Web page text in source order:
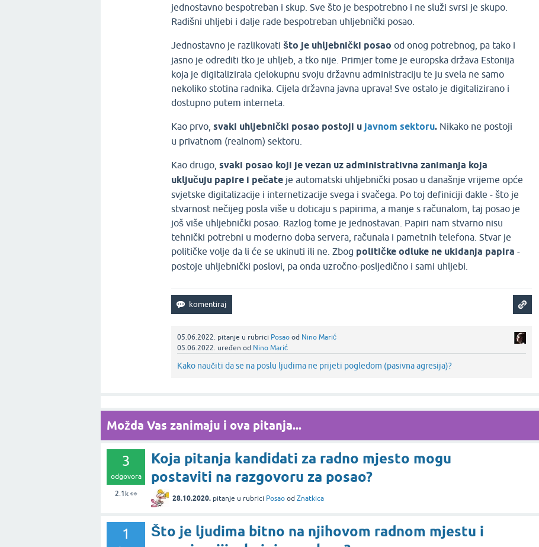
jednostavno bespotreban i skup. Sve što je bespotrebno i ne služi svrsi je skupo.
Radišni uhljebi i dalje rade bespotreban uhljebnički posao.
Jednostavno je razlikovatišto je uhljebnički posao od onog potrebnog, pa tako i
jasno je odrediti tko je uhljeb, a tko nije. Primjer tome je europska država Estonija
koja je digitalizirala cjelokupnu svoju državnu administraciju te ju svela ne samo
nekoliko stotina radnika. Cijela državna javna uprava! Sve ostalo je digitalizirano i
dostupno putem interneta.
Kao prvo,svaki uhljebnički posao postoji u javnom sektoru. Nikako ne postoji
u privatnom (realnom) sektoru.
Kao drugo,svaki posao koji je vezan uz administrativna zanimanja koja
uključuju papire i pečate je automatski uhljebnički posao u današnje vrijeme opće
svjetske digitalizacije i internetizacije svega i svačega. Po toj definiciji dakle - što je
stvarnost nečijeg posla više u doticaju s papirima, a manje s računalom, taj posao je
još više uhljebnički posao. Razlog tome je jednostavan. Papiri nam stvarno nisu
tehnički potrebni u moderno doba servera, računala i pametnih telefona. Stvar je
političke volje da li će se ukinuti ili ne. Zbog političke odluke ne ukidanja papira -
postoje uhljebnički poslovi, pa onda uzročno-posljedično i sami uhljebi.
05.06.2022. pitanje u rubrici Posao od Nino Marić
05.06.2022. uređen od Nino Marić
Kako naučiti da se na poslu ljudima ne prijeti pogledom (pasivna agresija)?
Možda Vas zanimaju i ova pitanja...
3
odgovora
2.1k👀
Koja pitanja kandidati za radno mjesto mogu
postaviti na razgovoru za posao?
28.10.2020. pitanje u rubrici Posao od Znatkica
1
Što je ljudima bitno na njihovom radnom mjestu i